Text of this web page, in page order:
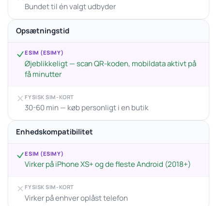
Bundet til én valgt udbyder
Opsætningstid
ESIM (ESIMY)
Øjeblikkeligt — scan QR-koden, mobildata aktivt på
få minutter
FYSISK SIM-KORT
30-60 min — køb personligt i en butik
Enhedskompatibilitet
ESIM (ESIMY)
Virker på iPhone XS+ og de fleste Android (2018+)
FYSISK SIM-KORT
Virker på enhver oplåst telefon